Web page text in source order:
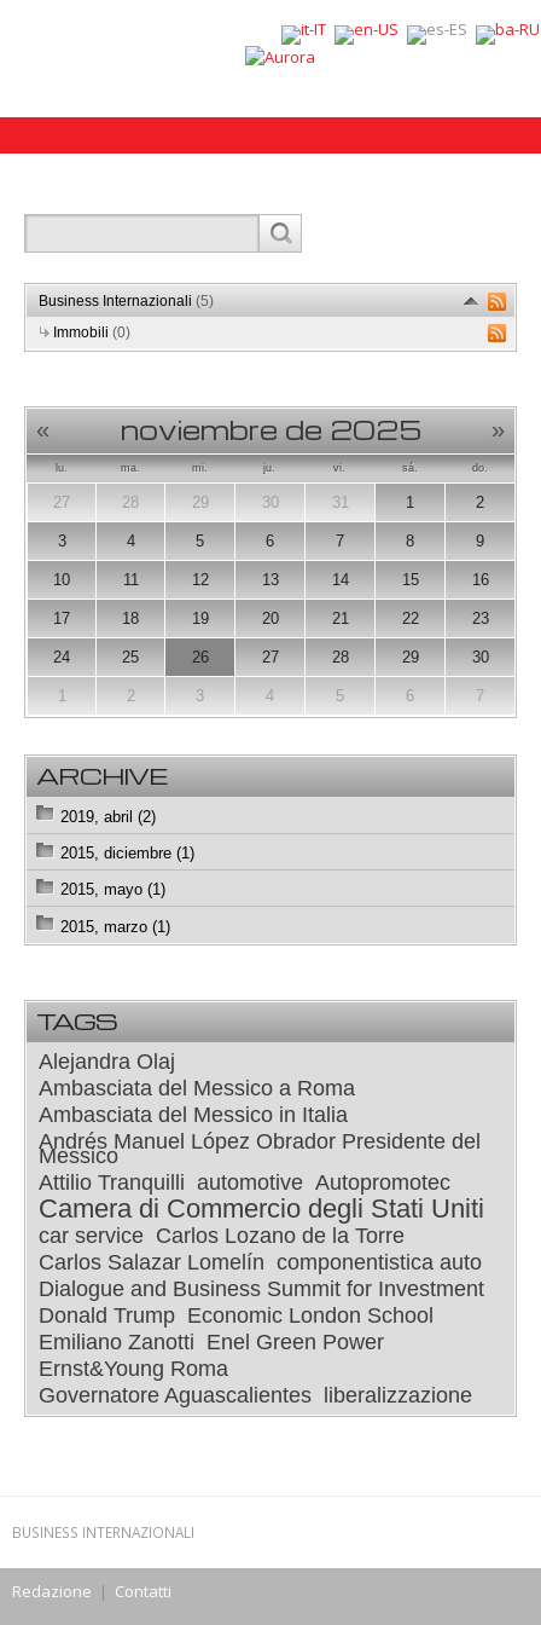
Business Internazionali (5)
Immobili (0)
« noviembre de 2025 »
lu. ma. mi. ju. vi. sá. do.
27 28 29 30 31 1 2
3 4 5 6 7 8 9
10 11 12 13 14 15 16
17 18 19 20 21 22 23
24 25 26 27 28 29 30
1 2 3 4 5 6 7
ARCHIVE
2019, abril (2)
2015, diciembre (1)
2015, mayo (1)
2015, marzo (1)
TAGS
Alejandra Olaj
Ambasciata del Messico a Roma
Ambasciata del Messico in Italia
Andrés Manuel López Obrador Presidente del
Messico
Attilio Tranquilli automotive Autopromotec
Camera di Commercio degli Stati Uniti
car service Carlos Lozano de la Torre
Carlos Salazar Lomelín componentistica auto
Dialogue and Business Summit for Investment
Donald Trump Economic London School
Emiliano Zanotti Enel Green Power
Ernst&Young Roma
Governatore Aguascalientes
liberalizzazione
BUSINESS INTERNAZIONALI
Redazione | Contatti